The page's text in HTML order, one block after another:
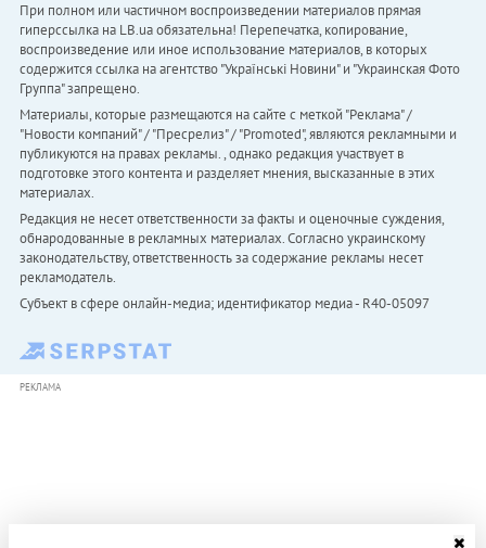
При полном или частичном воспроизведении материалов прямая
гиперссылка на LB.ua обязательна! Перепечатка, копирование,
воспроизведение или иное использование материалов, в которых
содержится ссылка на агентство "Українськi Новини" и "Украинская Фото
Группа" запрещено.
Материалы, которые размещаются на сайте с меткой "Реклама" /
"Новости компаний" / "Пресрелиз" / "Promoted", являются рекламными и
публикуются на правах рекламы. , однако редакция участвует в
подготовке этого контента и разделяет мнения, высказанные в этих
материалах.
Редакция не несет ответственности за факты и оценочные суждения,
обнародованные в рекламных материалах. Согласно украинскому
законодательству, ответственность за содержание рекламы несет
рекламодатель.
Субъект в сфере онлайн-медиа; идентификатор медиа - R40-05097
РЕКЛАМА